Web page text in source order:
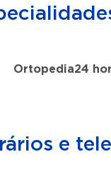
Ortopedia24
e